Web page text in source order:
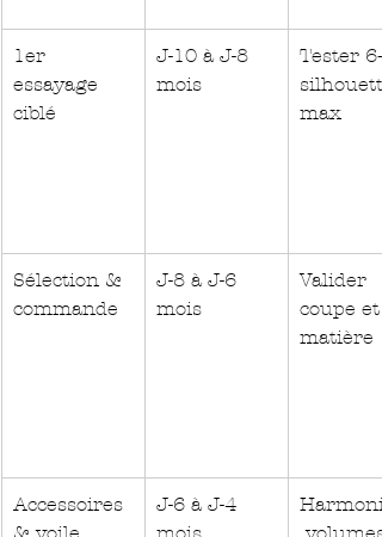
1er
essayage
ciblé
J-10 à J-8
mois
Tester
max
Sélection &
commande
J-8 à J-6
mois
Valider
coupe et
matière
Accessoires
J-6 à J-4